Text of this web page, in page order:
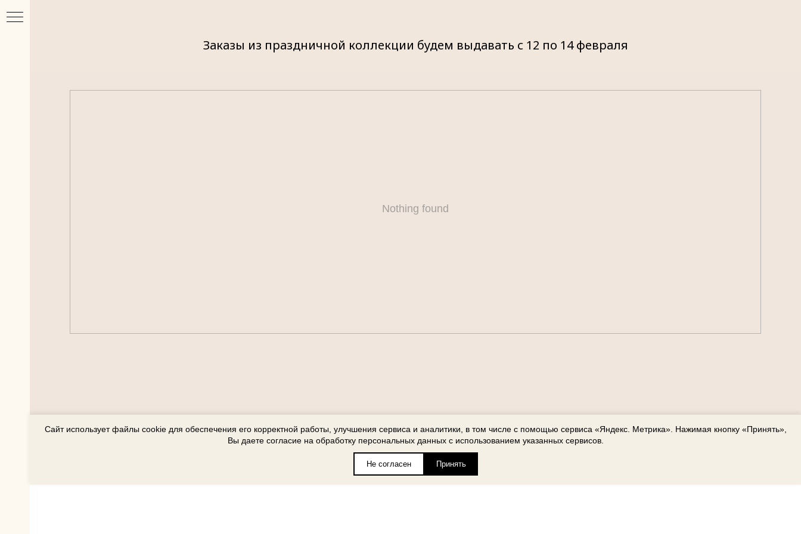
Заказы из праздничной коллекции будем выдавать с 12 по 14 февраля
Nothing found
Сайт использует файлы cookie для обеспечения его корректной работы, улучшения сервиса и аналитики, в том числе с помощью сервиса «Яндекс. Метрика». Нажимая кнопку «Принять»,
Вы даете согласие на обработку персональных данных с использованием указанных сервисов.
Не согласен Принять